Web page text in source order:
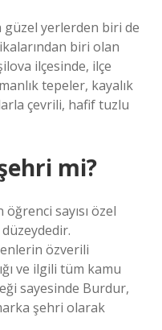
yerlerden biri de
biri olan
ilçesinde, ilçe
tepeler, kayalık
çevrili, hafif tuzlu
mi?
öğrenci sayısı özel
düzeydedir.
özverili
ve ilgili tüm kamu
sayesinde Burdur,
şehri olarak